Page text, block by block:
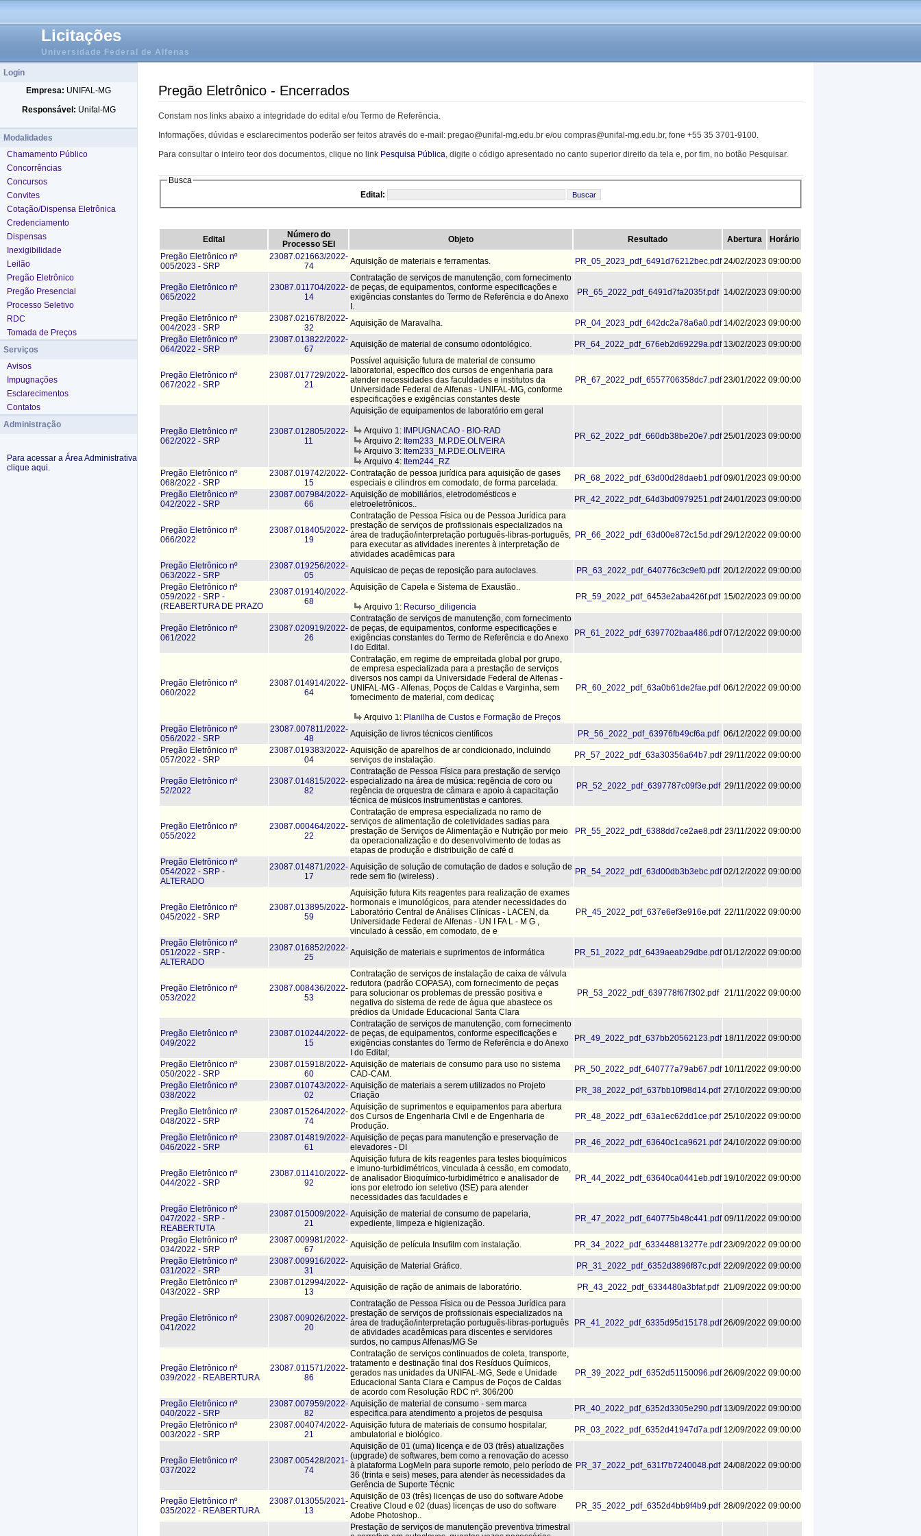
Licitações
Universidade Federal de Alfenas
Login
Empresa: UNIFAL-MG
Responsável: Unifal-MG
Modalidades
Chamamento Público
Concorrências
Concursos
Convites
Cotação/Dispensa Eletrônica
Credenciamento
Dispensas
Inexigibilidade
Leilão
Pregão Eletrônico
Pregão Presencial
Processo Seletivo
RDC
Tomada de Preços
Serviços
Avisos
Impugnações
Esclarecimentos
Contatos
Administração
Para acessar a Área Administrativa
clique aqui.
Pregão Eletrônico - Encerrados
Constam nos links abaixo a integridade do edital e/ou Termo de Referência.
Informações, dúvidas e esclarecimentos poderão ser feitos através do e-mail: pregao@unifal-mg.edu.br e/ou compras@unifal-mg.edu.br, fone +55 35 3701-9100.
Para consultar o inteiro teor dos documentos, clique no link Pesquisa Pública, digite o código apresentado no canto superior direito da tela e, por fim, no botão Pesquisar.
Busca
Edital:
Edital
Número do
Processo SEI
Objeto Resultado Abertura
Horário
Pregão Eletrônico nº
005/2023 - SRP
23087.021663/2022-
74
Aquisição de materiais e ferramentas. PR_05_2023_pdf_6491d76212bec.pdf 24/02/2023 09:00:00
Pregão Eletrônico nº
065/2022
23087.011704/2022-
14
Contratação de serviços de manutenção, com fornecimento
de peças, de equipamentos, conforme especificações e
exigências constantes do Termo de Referência e do Anexo
I.
PR_65_2022_pdf_6491d7fa2035f.pdf 14/02/2023 09:00:00
Pregão Eletrônico nº
004/2023 - SRP
23087.021678/2022-
32
Aquisição de Maravalha. PR_04_2023_pdf_642dc2a78a6a0.pdf 14/02/2023 09:00:00
Pregão Eletrônico nº
064/2022 - SRP
23087.013822/2022-
67
Aquisição de material de consumo odontológico. PR_64_2022_pdf_676eb2d69229a.pdf 13/02/2023 09:00:00
Pregão Eletrônico nº
067/2022 - SRP
23087.017729/2022-
21
Possível aquisição futura de material de consumo
laboratorial, específico dos cursos de engenharia para
atender necessidades das faculdades e institutos da
Universidade Federal de Alfenas - UNIFAL-MG, conforme
especificações e exigências constantes deste
PR_67_2022_pdf_6557706358dc7.pdf 23/01/2022 09:00:00
Pregão Eletrônico nº
062/2022 - SRP
23087.012805/2022-
11
Aquisição de equipamentos de laboratório em geral
Arquivo 1: IMPUGNACAO - BIO-RAD
Arquivo 2: Item233_M.P.DE.OLIVEIRA
Arquivo 3: Item233_M.P.DE.OLIVEIRA
Arquivo 4: Item244_RZ
PR_62_2022_pdf_660db38be20e7.pdf 25/01/2023 09:00:00
Pregão Eletrônico nº
068/2022 - SRP
23087.019742/2022-
15
Contratação de pessoa jurídica para aquisição de gases
especiais e cilindros em comodato, de forma parcelada.
PR_68_2022_pdf_63d00d28daeb1.pdf 09/01/2023 09:00:00
Pregão Eletrônico nº
042/2022 - SRP
23087.007984/2022-
66
Aquisição de mobiliários, eletrodomésticos e
eletroeletrônicos..
PR_42_2022_pdf_64d3bd0979251.pdf 24/01/2023 09:00:00
Pregão Eletrônico nº
066/2022
23087.018405/2022-
19
Contratação de Pessoa Física ou de Pessoa Jurídica para
prestação de serviços de profissionais especializados na
área de tradução/interpretação português-libras-português,
para executar as atividades inerentes à interpretação de
atividades acadêmicas para
PR_66_2022_pdf_63d00e872c15d.pdf 29/12/2022 09:00:00
Pregão Eletrônico nº
063/2022 - SRP
23087.019256/2022-
05
Aquisicao de peças de reposição para autoclaves. PR_63_2022_pdf_640776c3c9ef0.pdf 20/12/2022 09:00:00
Pregão Eletrônico nº
059/2022 - SRP -
(REABERTURA DE PRAZO
23087.019140/2022-
68
Aquisição de Capela e Sistema de Exaustão..
Arquivo 1: Recurso_diligencia
PR_59_2022_pdf_6453e2aba426f.pdf 15/02/2023 09:00:00
Pregão Eletrônico nº
061/2022
23087.020919/2022-
26
Contratação de serviços de manutenção, com fornecimento
de peças, de equipamentos, conforme especificações e
exigências constantes do Termo de Referência e do Anexo
I do Edital.
PR_61_2022_pdf_6397702baa486.pdf 07/12/2022 09:00:00
Pregão Eletrônico nº
060/2022
23087.014914/2022-
64
Contratação, em regime de empreitada global por grupo,
de empresa especializada para a prestação de serviços
diversos nos campi da Universidade Federal de Alfenas -
UNIFAL-MG - Alfenas, Poços de Caldas e Varginha, sem
fornecimento de material, com dedicaç
Arquivo 1: Planilha de Custos e Formação de Preços
PR_60_2022_pdf_63a0b61de2fae.pdf 06/12/2022 09:00:00
Pregão Eletrônico nº
056/2022 - SRP
23087.007811/2022-
48
Aquisição de livros técnicos científicos PR_56_2022_pdf_63976fb49cf6a.pdf 06/12/2022 09:00:00
Pregão Eletrônico nº
057/2022 - SRP
23087.019383/2022-
04
Aquisição de aparelhos de ar condicionado, incluindo
serviços de instalação.
PR_57_2022_pdf_63a30356a64b7.pdf 29/11/2022 09:00:00
Pregão Eletrônico nº
52/2022
23087.014815/2022-
82
Contratação de Pessoa Física para prestação de serviço
especializado na área de música: regência de coro ou
regência de orquestra de câmara e apoio à capacitação
técnica de músicos instrumentistas e cantores.
PR_52_2022_pdf_6397787c09f3e.pdf 29/11/2022 09:00:00
Pregão Eletrônico nº
055/2022
23087.000464/2022-
22
Contratação de empresa especializada no ramo de
serviços de alimentação de coletividades sadias para
prestação de Serviços de Alimentação e Nutrição por meio
da operacionalização e do desenvolvimento de todas as
etapas de produção e distribuição de café d
PR_55_2022_pdf_6388dd7ce2ae8.pdf 23/11/2022 09:00:00
Pregão Eletrônico nº
054/2022 - SRP -
ALTERADO
23087.014871/2022-
17
Aquisição de solução de comutação de dados e solução de
rede sem fio (wireless) .
PR_54_2022_pdf_63d00db3b3ebc.pdf 02/12/2022 09:00:00
Pregão Eletrônico nº
045/2022 - SRP
23087.013895/2022-
59
Aquisição futura Kits reagentes para realização de exames
hormonais e imunológicos, para atender necessidades do
Laboratório Central de Análises Clínicas - LACEN, da
Universidade Federal de Alfenas - UN I FA L - M G ,
vinculado à cessão, em comodato, de e
PR_45_2022_pdf_637e6ef3e916e.pdf 22/11/2022 09:00:00
Pregão Eletrônico nº
051/2022 - SRP -
ALTERADO
23087.016852/2022-
25
Aquisição de materiais e suprimentos de informática PR_51_2022_pdf_6439aeab29dbe.pdf 01/12/2022 09:00:00
Pregão Eletrônico nº
053/2022
23087.008436/2022-
53
Contratação de serviços de instalação de caixa de válvula
redutora (padrão COPASA), com fornecimento de peças
para solucionar os problemas de pressão positiva e
negativa do sistema de rede de água que abastece os
prédios da Unidade Educacional Santa Clara
PR_53_2022_pdf_639778f67f302.pdf 21/11/2022 09:00:00
Pregão Eletrônico nº
049/2022
23087.010244/2022-
15
Contratação de serviços de manutenção, com fornecimento
de peças, de equipamentos, conforme especificações e
exigências constantes do Termo de Referência e do Anexo
I do Edital;
PR_49_2022_pdf_637bb20562123.pdf 18/11/2022 09:00:00
Pregão Eletrônico nº
050/2022 - SRP
23087.015918/2022-
60
Aquisição de materiais de consumo para uso no sistema
CAD-CAM.
PR_50_2022_pdf_640777a79ab67.pdf 10/11/2022 09:00:00
Pregão Eletrônico nº
038/2022
23087.010743/2022-
02
Aquisição de materiais a serem utilizados no Projeto
Criação
PR_38_2022_pdf_637bb10f98d14.pdf 27/10/2022 09:00:00
Pregão Eletrônico nº
048/2022 - SRP
23087.015264/2022-
74
Aquisição de suprimentos e equipamentos para abertura
dos Cursos de Engenharia Civil e de Engenharia de
Produção.
PR_48_2022_pdf_63a1ec62dd1ce.pdf 25/10/2022 09:00:00
Pregão Eletrônico nº
046/2022 - SRP
23087.014819/2022-
61
Aquisição de peças para manutenção e preservação de
elevadores - DI
PR_46_2022_pdf_63640c1ca9621.pdf 24/10/2022 09:00:00
Pregão Eletrônico nº
044/2022 - SRP
23087.011410/2022-
92
Aquisição futura de kits reagentes para testes bioquímicos
e imuno-turbidimétricos, vinculada à cessão, em comodato,
de analisador Bioquímico-turbidimétrico e analisador de
íons por eletrodo íon seletivo (ISE) para atender
necessidades das faculdades e
PR_44_2022_pdf_63640ca0441eb.pdf 19/10/2022 09:00:00
Pregão Eletrônico nº
047/2022 - SRP -
REABERTUTA
23087.015009/2022-
21
Aquisição de material de consumo de papelaria,
expediente, limpeza e higienização.
PR_47_2022_pdf_640775b48c441.pdf 09/11/2022 09:00:00
Pregão Eletrônico nº
034/2022 - SRP
23087.009981/2022-
67
Aquisição de película Insufilm com instalação. PR_34_2022_pdf_633448813277e.pdf 23/09/2022 09:00:00
Pregão Eletrônico nº
031/2022 - SRP
23087.009916/2022-
31
Aquisição de Material Gráfico. PR_31_2022_pdf_6352d3896f87c.pdf 22/09/2022 09:00:00
Pregão Eletrônico nº
043/2022 - SRP
23087.012994/2022-
13
Aquisição de ração de animais de laboratório. PR_43_2022_pdf_6334480a3bfaf.pdf 21/09/2022 09:00:00
Pregão Eletrônico nº
041/2022
23087.009026/2022-
20
Contratação de Pessoa Física ou de Pessoa Jurídica para
prestação de serviços de profissionais especializados na
área de tradução/interpretação português-libras-português
de atividades acadêmicas para discentes e servidores
surdos, no campus Alfenas/MG Se
PR_41_2022_pdf_6335d95d15178.pdf 26/09/2022 09:00:00
Pregão Eletrônico nº
039/2022 - REABERTURA
23087.011571/2022-
86
Contratação de serviços continuados de coleta, transporte,
tratamento e destinação final dos Resíduos Químicos,
gerados nas unidades da UNIFAL-MG, Sede e Unidade
Educacional Santa Clara e Campus de Poços de Caldas
de acordo com Resolução RDC nº. 306/200
PR_39_2022_pdf_6352d51150096.pdf 26/09/2022 09:00:00
Pregão Eletrônico nº
040/2022 - SRP
23087.007959/2022-
82
Aquisição de material de consumo - sem marca
especifica.para atendimento a projetos de pesquisa
PR_40_2022_pdf_6352d3305e290.pdf 13/09/2022 09:00:00
Pregão Eletrônico nº
003/2022 - SRP
23087.004074/2022-
21
Aquisição futura de materiais de consumo hospitalar,
ambulatorial e biológico.
PR_03_2022_pdf_6352d41947d7a.pdf 12/09/2022 09:00:00
Pregão Eletrônico nº
037/2022
23087.005428/2021-
74
Aquisição de 01 (uma) licença e de 03 (três) atualizações
(upgrade) de softwares, bem como a renovação do acesso
à plataforma LogMeIn para suporte remoto, pelo período de
36 (trinta e seis) meses, para atender às necessidades da
Gerência de Suporte Técnic
PR_37_2022_pdf_631f7b7240048.pdf 24/08/2022 09:00:00
Pregão Eletrônico nº
035/2022 - REABERTURA
23087.013055/2021-
13
Aquisição de 03 (três) licenças de uso do software Adobe
Creative Cloud e 02 (duas) licenças de uso do software
Adobe Photoshop..
PR_35_2022_pdf_6352d4bb9f4b9.pdf 28/09/2022 09:00:00
Prestação de serviços de manutenção preventiva trimestral